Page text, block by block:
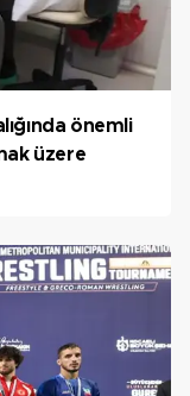
önemli
üzere